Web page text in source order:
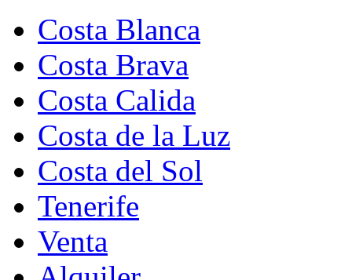
Costa Blanca
Costa Brava
Costa Calida
Costa de la Luz
Costa del Sol
Tenerife
Venta